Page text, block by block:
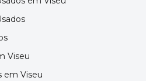
Viseu
em Viseu